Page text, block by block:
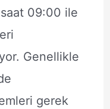
09:00 ile
Genellikle
gerek